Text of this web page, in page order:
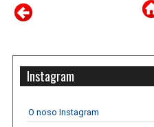
Instagram
O noso Instagram